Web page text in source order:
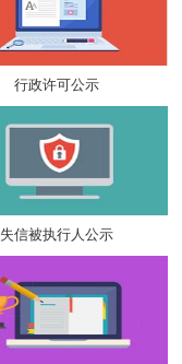
行政许可公示
失信被执行人公示